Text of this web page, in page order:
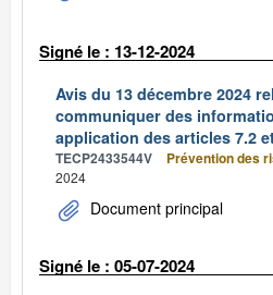
Signé le : 13-12-2024
Avis du 13 décembre 2024
communiquer des
application des articles 7.2
TECP2433544V Prévention des
2024
Document principal
Signé le : 05-07-2024